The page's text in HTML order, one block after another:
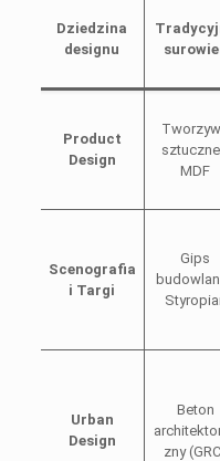
Dziedzina
designu
Product
Design
MDF
Scenografia
i Targi
Gips
Urban
Design
Beton
zny